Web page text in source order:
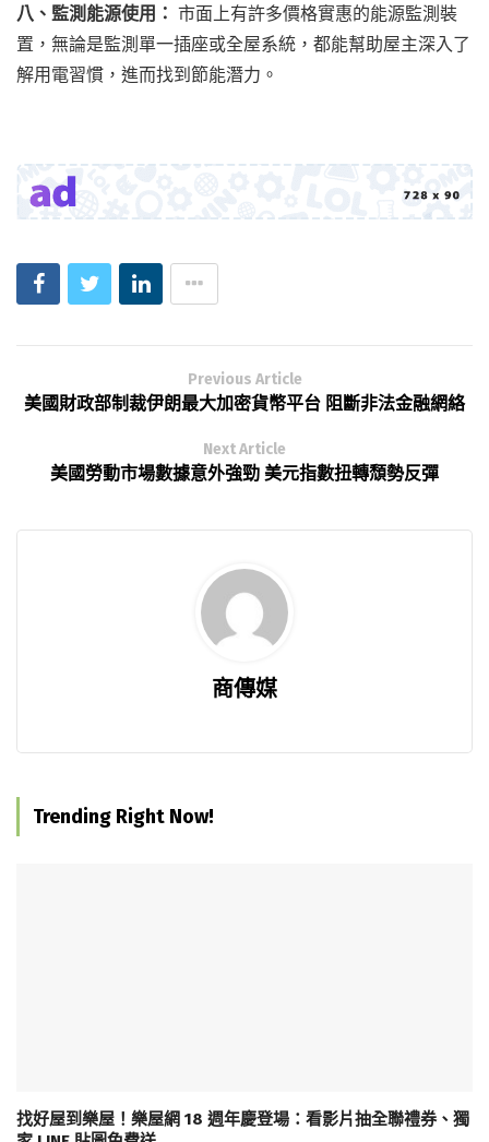
八、監測能源使用： 市面上有許多價格實惠的能源監測裝
置，無論是監測單一插座或全屋系統，都能幫助屋主深入了
解用電習慣，進而找到節能潛力。
Previous Article
美國財政部制裁伊朗最大加密貨幣平台 阻斷非法金融網絡
Next Article
美國勞動市場數據意外強勁 美元指數扭轉頹勢反彈
商傳媒
Trending Right Now!
找好屋到樂屋！樂屋網 18 週年慶登場：看影片抽全聯禮券、獨